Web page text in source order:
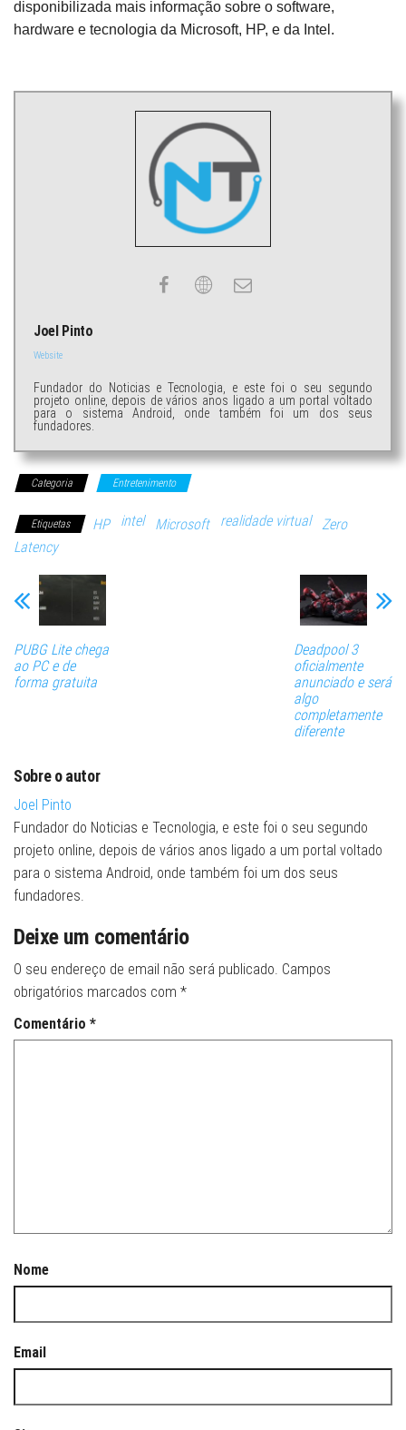
disponibilizada mais informação sobre o software,
hardware e tecnologia da Microsoft, HP, e da Intel.
Joel Pinto
Website
Fundador do Noticias e Tecnologia, e este foi o seu segundo
projeto online, depois de vários anos ligado a um portal voltado
para o sistema Android, onde também foi um dos seus
fundadores.
Categoria Entretenimento
Etiquetas HP intel Microsoft realidade virtual
Zero
Latency
PUBG Lite chega
ao PC e de
forma gratuita
Deadpool 3
oficialmente
anunciado e será
algo
completamente
diferente
Sobre o autor
Joel Pinto
Fundador do Noticias e Tecnologia, e este foi o seu segundo
projeto online, depois de vários anos ligado a um portal voltado
para o sistema Android, onde também foi um dos seus
fundadores.
Deixe um comentário
O seu endereço de email não será publicado. Campos
obrigatórios marcados com *
Comentário *
Nome
Email